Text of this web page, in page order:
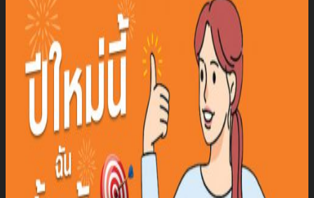
รับสมัคร The Adviser
แบบคำร้องขอใช้สิทธิของเจ้าของ
ข้อมูลส่วนบุคคล
หนังสือให้ความยินยอมในการเปิด
เผยข้อมูลส่วนบุคคล
นโยบายความเป็นส่วนตัว
TH
TH
EN